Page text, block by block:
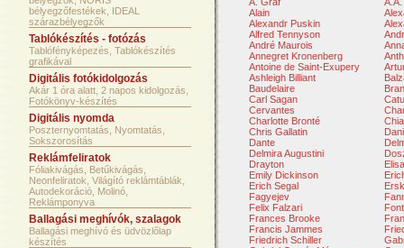
bélyegzőfestékek, IDEAL
szárazbélyegzők
Tablókészítés - fotózás
Tablófényképezés, Tablókészítés
grafikával
Digitális fotókidolgozás
Akár 1 óra alatt, 2 napos kidolgozás,
Fotókönyv-készítés
Digitális nyomda
Poszternyomtatás, Nyomtatás,
Sokszorosítás
Reklámfeliratok
Fóliakivágás, Betűkivágás,
Neonfeliratok, Világító reklámtáblák,
Autodekoráció, Molinó,
Reklámponyva
Ballagási meghívók, szalagok
Ballagási meghívó és üdvözlőlap
készítés
Alain
Alexandr Puskin
Alfred Tennyson
André Maurois
Annegret Kronenberg
Antoine de Saint-Exupery
Ashleigh Billiant
Baudelaire
Carl Sagan
Cervantes
Charlotte Bronté
Chris Gallatin
Dante
Delmira Augustini
Drayton
Emily Dickinson
Erich Segal
Fagyejev
Felix Falzari
Frances Brooke
Francis Jammes
Friedrich Schiller